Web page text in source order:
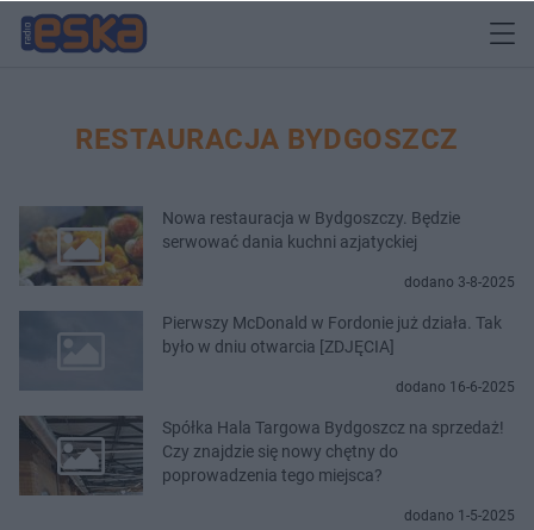
RESTAURACJA BYDGOSZCZ
Nowa restauracja w Bydgoszczy. Będzie
serwować dania kuchni azjatyckiej
dodano 3-8-2025
Pierwszy McDonald w Fordonie już działa. Tak
było w dniu otwarcia [ZDJĘCIA]
dodano 16-6-2025
Spółka Hala Targowa Bydgoszcz na sprzedaż!
Czy znajdzie się nowy chętny do
poprowadzenia tego miejsca?
dodano 1-5-2025